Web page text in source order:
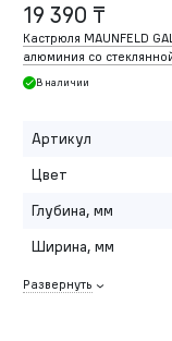
19 390 ₸
Кастрюля MAUNFELD
алюминия со
В наличии
Артикул
Цвет
Глубина, мм
Ширина, мм
Развернуть